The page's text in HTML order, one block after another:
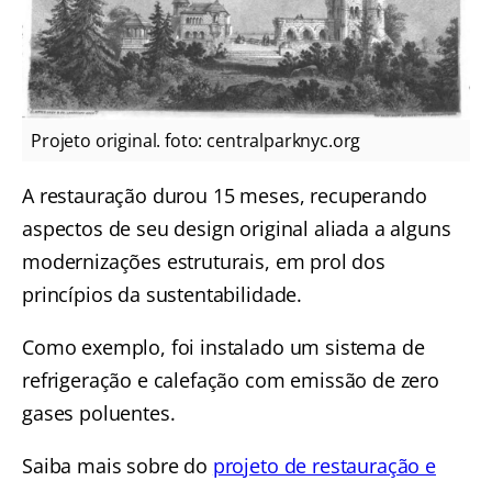
Projeto original. foto: centralparknyc.org
A restauração durou 15 meses, recuperando
aspectos de seu design original aliada a alguns
modernizações estruturais, em prol dos
princípios da sustentabilidade.
Como exemplo, foi instalado um sistema de
refrigeração e calefação com emissão de zero
gases poluentes.
Saiba mais sobre do projeto de restauração e